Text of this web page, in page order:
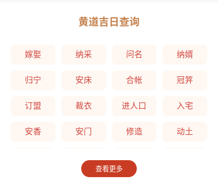
黄道吉日查询
嫁娶 纳采 问名 纳婿
归宁 安床 合帐 冠笄
订盟 裁衣 进人口 入宅
安香 安门 修造 动土
查看更多